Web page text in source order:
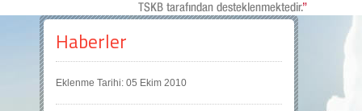
Haberler
Eklenme Tarihi: 05 Ekim 2010